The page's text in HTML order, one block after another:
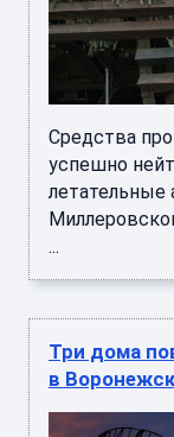
Средства
успешно
летательные
...
Три дома
в